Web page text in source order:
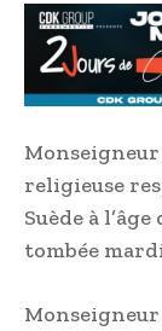
religieuse
Suède à
tombée